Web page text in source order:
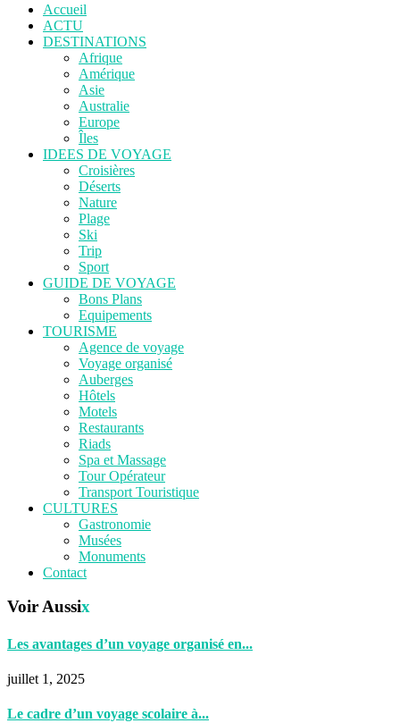
Accueil
ACTU
DESTINATIONS
Afrique
Amérique
Asie
Australie
Europe
Îles
IDEES DE VOYAGE
Croisières
Déserts
Nature
Plage
Ski
Trip
Sport
GUIDE DE VOYAGE
Bons Plans
Equipements
TOURISME
Agence de voyage
Voyage organisé
Auberges
Hôtels
Motels
Restaurants
Riads
Spa et Massage
Tour Opérateur
Transport Touristique
CULTURES
Gastronomie
Musées
Monuments
Contact
Voir Aussix
Les avantages d’un voyage organisé en...
juillet 1, 2025
Le cadre d’un voyage scolaire à...